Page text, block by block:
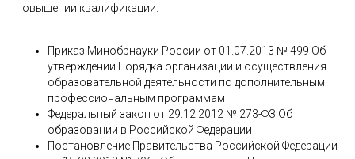
повышении квалификации.
Приказ Минобрнауки России от 01.07.2013 № 499 Об
утверждении Порядка организации и осуществления
образовательной деятельности по дополнительным
профессиональным программам
Федеральный закон от 29.12.2012 № 273-ФЗ Об
образовании в Российской Федерации
Постановление Правительства Российской Федерации